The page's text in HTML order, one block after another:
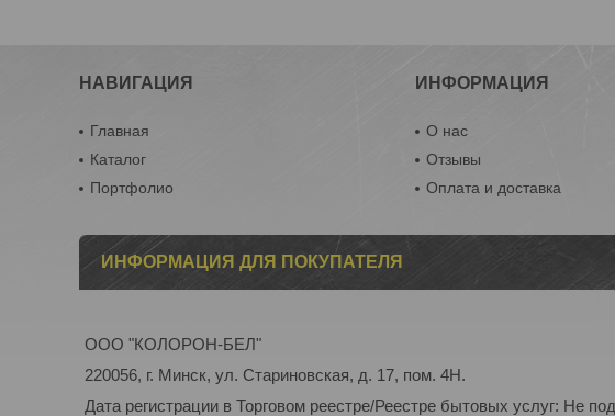
НАВИГАЦИЯ
Главная
Каталог
Портфолио
ИНФОРМАЦИЯ
О нас
Отзывы
Оплата и доставка
ИНФОРМАЦИЯ ДЛЯ ПОКУПАТЕЛЯ
ООО "КОЛОРОН-БЕЛ"
220056, г. Минск, ул. Стариновская, д. 17, пом. 4Н.
Дата регистрации в Торговом реестре/Реестре бытовых услуг: Не